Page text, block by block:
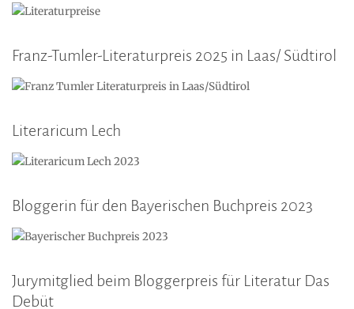
Franz-Tumler-Literaturpreis 2025 in Laas/ Südtirol
Literaricum Lech
Bloggerin für den Bayerischen Buchpreis 2023
Jurymitglied beim Bloggerpreis für Literatur Das
Debüt